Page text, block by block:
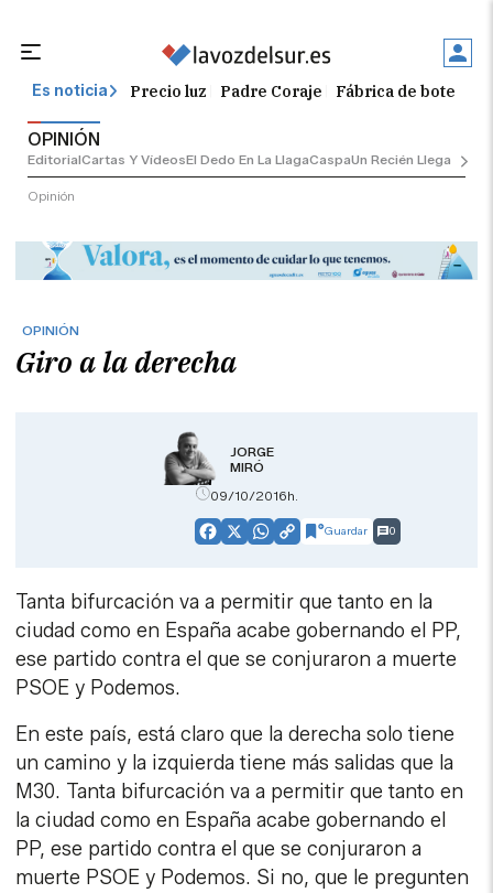
Es noticia Precio luz Padre Coraje Fábrica de botellas
OPINIÓN
EditorialCartas Y VídeosEl Dedo En La LlagaCaspaUn Recién Llegado
Opinión
OPINIÓN
Giro a la derecha
JORGE
MIRÓ
09/10/2016h.
Facebook
X WhatsApp
CopyGuardar 0
Tanta bifurcación va a permitir que tanto en la
ciudad como en España acabe gobernando el PP,
ese partido contra el que se conjuraron a muerte
PSOE y Podemos.
En este país, está claro que la derecha solo tiene
un camino y la izquierda tiene más salidas que la
M30. Tanta bifurcación va a permitir que tanto en
la ciudad como en España acabe gobernando el
PP, ese partido contra el que se conjuraron a
muerte PSOE y Podemos. Si no, que le pregunten